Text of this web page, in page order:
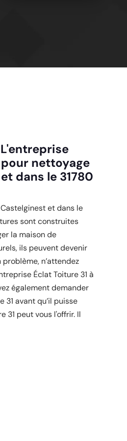
nettoyage
dans le 31780
et dans le
sont construites
la maison de
ils peuvent devenir
n’attendez
Éclat Toiture 31 à
également demander
31 avant qu’il puisse
31 peut vous l'offrir. Il